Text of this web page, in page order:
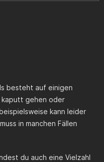
besteht auf einigen
kaputt gehen oder
kann leider
in manchen Fällen
du auch eine Vielzahl